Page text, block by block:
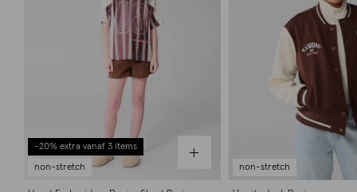
-20% extra vanaf 3 items
non-stretch non-stretch